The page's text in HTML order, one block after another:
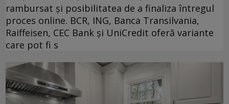
rambursat și posibilitatea de a finaliza întregul
proces online. BCR, ING, Banca Transilvania,
Raiffeisen, CEC Bank și UniCredit oferă variante
care pot fi s